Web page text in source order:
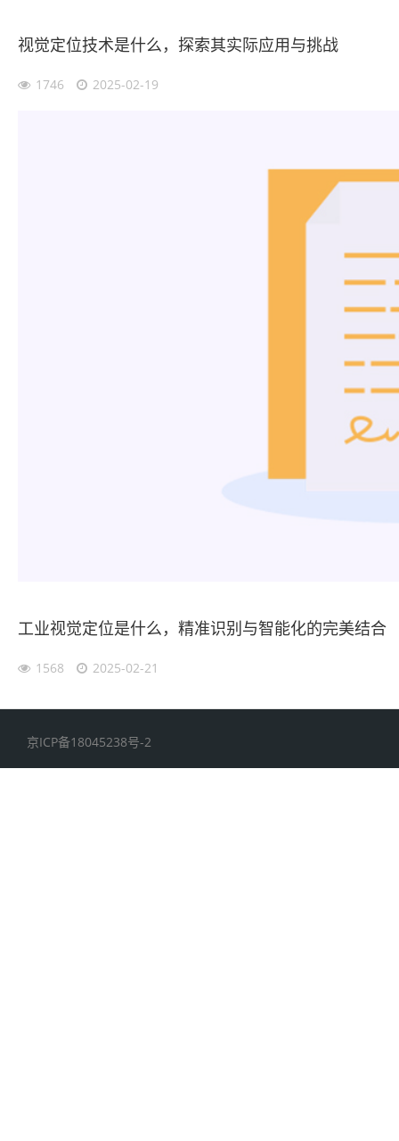
视觉定位技术是什么，探索其实际应用与挑战
1746 2025-02-19
工业视觉定位是什么，精准识别与智能化的完美结合
1568 2025-02-21
京ICP备18045238号-2